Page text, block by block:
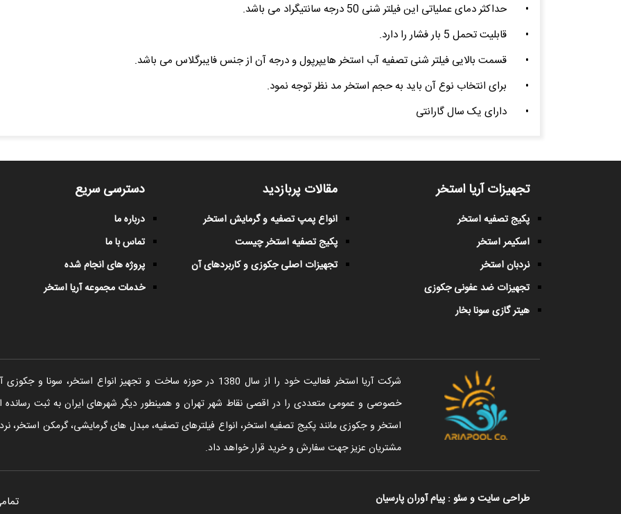
•
حداکثر دمای عملیاتی این فیلتر شنی 50 درجه سانتیگراد می باشد.
•
قابلیت تحمل 5 بار فشار را دارد.
•
قسمت بالایی فیلتر شنی تصفیه آب استخر هایپرپول و درجه آن از جنس فایبرگلاس می باشد.
•
برای انتخاب نوع آن باید به حجم استخر مد نظر توجه نمود.
•
دارای یک سال گارانتی
تجهیزات آریا استخر
پکیج تصفیه استخر
اسکیمر استخر
نردبان استخر
تجهیزات ضد عفونی جکوزی
هیتر گازی سونا بخار
مقالات پربازدید
انواع پمپ تصفیه و گرمایش استخر
پکیج تصفیه استخر چیست
تجهیزات اصلی جکوزی و کاربردهای آن
دسترسی سریع
درباره ما
تماس با ما
پروژه های انجام شده
خدمات مجموعه آریا استخر
شرکت آریا استخر فعالیت خود را از سال 1380 در حوزه ساخت و تجهیز
خصوصی و عمومی متعددی را در اقصی نقاط شهر تهران و همینطور دیگر شهرهای ایران به ثبت
استخر و جکوزی مانند پکیج تصفیه استخر، انواع فیلترهای تصفیه، مبدل های گرمایشی، گرمکن استخر،
مشتریان عزیز جهت سفارش و خرید قرار خواهد داد.
طراحی سایتوسئو : پیام آوران پارسیان